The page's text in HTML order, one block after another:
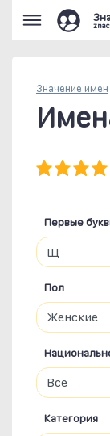
Значение имен
Первые
Пол
Категория